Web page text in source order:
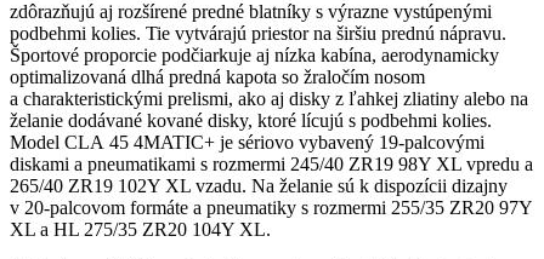
zdôrazňujú aj rozšírené predné blatníky s výrazne vystúpenými
podbehmi kolies. Tie vytvárajú priestor na širšiu prednú nápravu.
Športové proporcie podčiarkuje aj nízka kabína, aerodynamicky
optimalizovaná dlhá predná kapota so žraločím nosom
a charakteristickými prelismi, ako aj disky z ľahkej zliatiny alebo na
želanie dodávané kované disky, ktoré lícujú s podbehmi kolies.
Model CLA 45 4MATIC+ je sériovo vybavený 19-palcovými
diskami a pneumatikami s rozmermi 245/40 ZR19 98Y XL vpredu a
265/40 ZR19 102Y XL vzadu. Na želanie sú k dispozícii dizajny
v 20-palcovom formáte a pneumatiky s rozmermi 255/35 ZR20 97Y
XL a HL 275/35 ZR20 104Y XL.